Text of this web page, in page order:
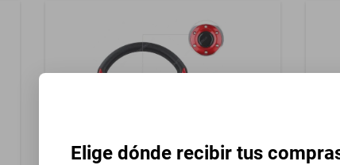
Elige dónde recibir tus